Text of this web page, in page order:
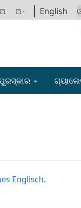
ଅ ଅ- English
Englisch.